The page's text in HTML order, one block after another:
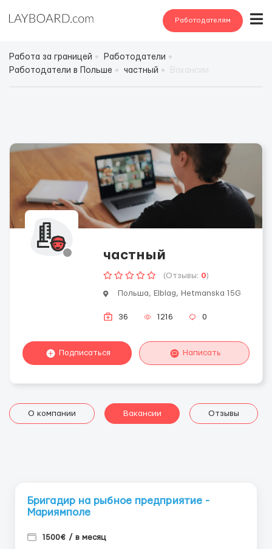
Работодателям
Работа за границей
Работодатели
Работодатели в Польше
частный
частный
(Отзывы: 0)
Польша, Elblag, Hetmanska 15G
36 1216 0
Подписаться Написать
О компании Вакансии Отзывы
Бригадир на рыбное предприятие -
Мариямполе
1500€ / в месяц